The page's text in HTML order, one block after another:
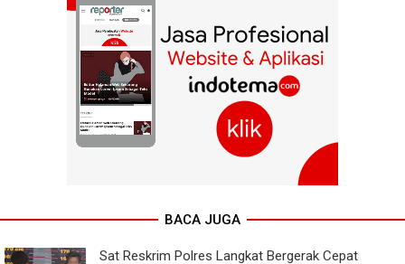
BACA JUGA
Sat Reskrim Polres Langkat Bergerak Cepat